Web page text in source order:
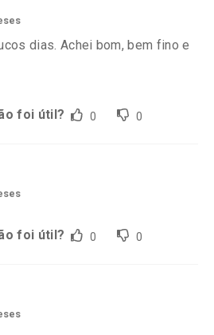
dias. Achei bom, bem fino e
foi útil? 0 0
foi útil? 0 0